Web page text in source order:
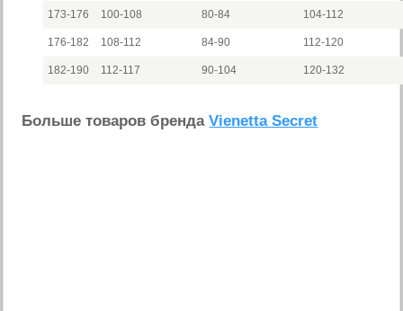
173-176 100-108 80-84 104-112
176-182 108-112 84-90 112-120
182-190 112-117 90-104 120-132
Больше товаров брендаVienetta Secret